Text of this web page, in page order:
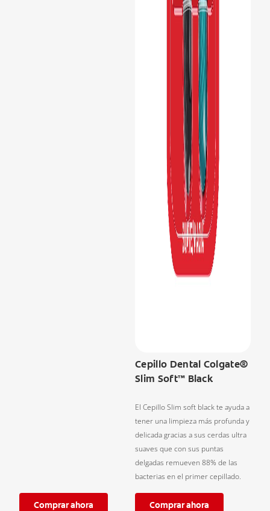
Comprar ahora
Cepillo Dental Colgate®
Slim Soft™ Black
El Cepillo Slim soft black te ayuda a
tener una limpieza más profunda y
delicada gracias a sus cerdas ultra
suaves que con sus puntas
delgadas remueven 88% de las
bacterias en el primer cepillado.
Comprar ahora